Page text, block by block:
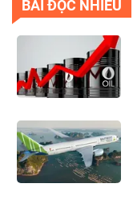
BÀI ĐỌC NHIỀU